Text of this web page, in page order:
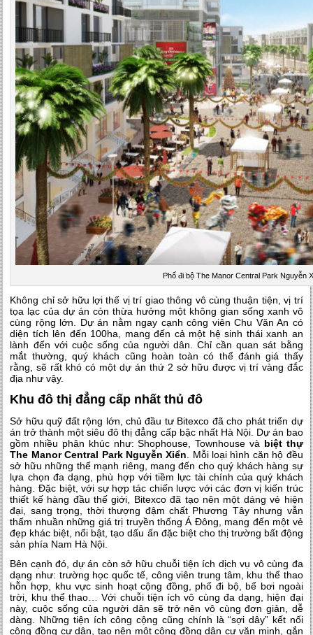
Phố đi bộ The Manor Central Park Nguyễn
Không chỉ sở hữu lợi thế vị trí giao thông vô cùng thuận tiện, vị trí
tọa lạc của dự án còn thừa hưởng một không gian sống xanh vô
cùng rộng lớn. Dự án nằm ngay cạnh công viên Chu Văn An có
diện tích lên đến 100ha, mang đến cả một hệ sinh thái xanh an
lành đến với cuộc sống của người dân. Chỉ cần quan sát bằng
mắt thường, quý khách cũng hoàn toàn có thể đánh giá thấy
rằng, sẽ rất khó có một dự án thứ 2 sở hữu được vị trí vàng đắc
địa như vậy.
Khu đô thị đẳng cấp nhất thủ đô
Sở hữu quỹ đất rộng lớn, chủ đầu tư Bitexco đã cho phát triển dự
án trở thành một siêu đô thị đẳng cấp bậc nhất Hà Nội. Dự án bao
gồm nhiều phân khúc như: Shophouse, Townhouse và biệt thự
The Manor Central Park Nguyễn Xiển . Mỗi loại hình căn hộ đều
sở hữu những thế mạnh riêng, mang đến cho quý khách hàng sự
lựa chọn đa dạng, phù hợp với tiềm lực tài chính của quý khách
hàng. Đặc biệt, với sự hợp tác chiến lược với các đơn vị kiến trúc
thiết kế hàng đầu thế giới, Bitexco đã tạo nên một dáng vẻ hiện
đại, sang trọng, thời thượng đậm chất Phương Tây nhưng vẫn
thấm nhuần những giá trị truyền thống Á Đông, mang đến một vẻ
đẹp khác biệt, nổi bật, tạo dấu ấn đặc biệt cho thị trường bất động
sản phía Nam Hà Nội.
Bên cạnh đó, dự án còn sở hữu chuỗi tiện ích dịch vụ vô cùng đa
dạng như: trường học quốc tế, công viên trung tâm, khu thể thao
hỗn hợp, khu vực sinh hoạt cộng đồng, phố đi bộ, bể bơi ngoài
trời, khu thể thao… Với chuỗi tiện ích vô cùng đa dạng, hiện đại
này, cuộc sống của người dân sẽ trở nên vô cùng đơn giản, dễ
dàng. Những tiện ích công cộng cũng chính là “sợi dây” kết nối
cộng đồng cư dân, tạo nên một cộng đồng dân cư văn minh, gắn